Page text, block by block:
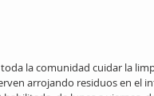
la comunidad cuidar la
arrojando residuos en el